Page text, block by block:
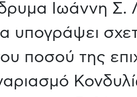
Ιωάννη
υπογράψει
ποσού της